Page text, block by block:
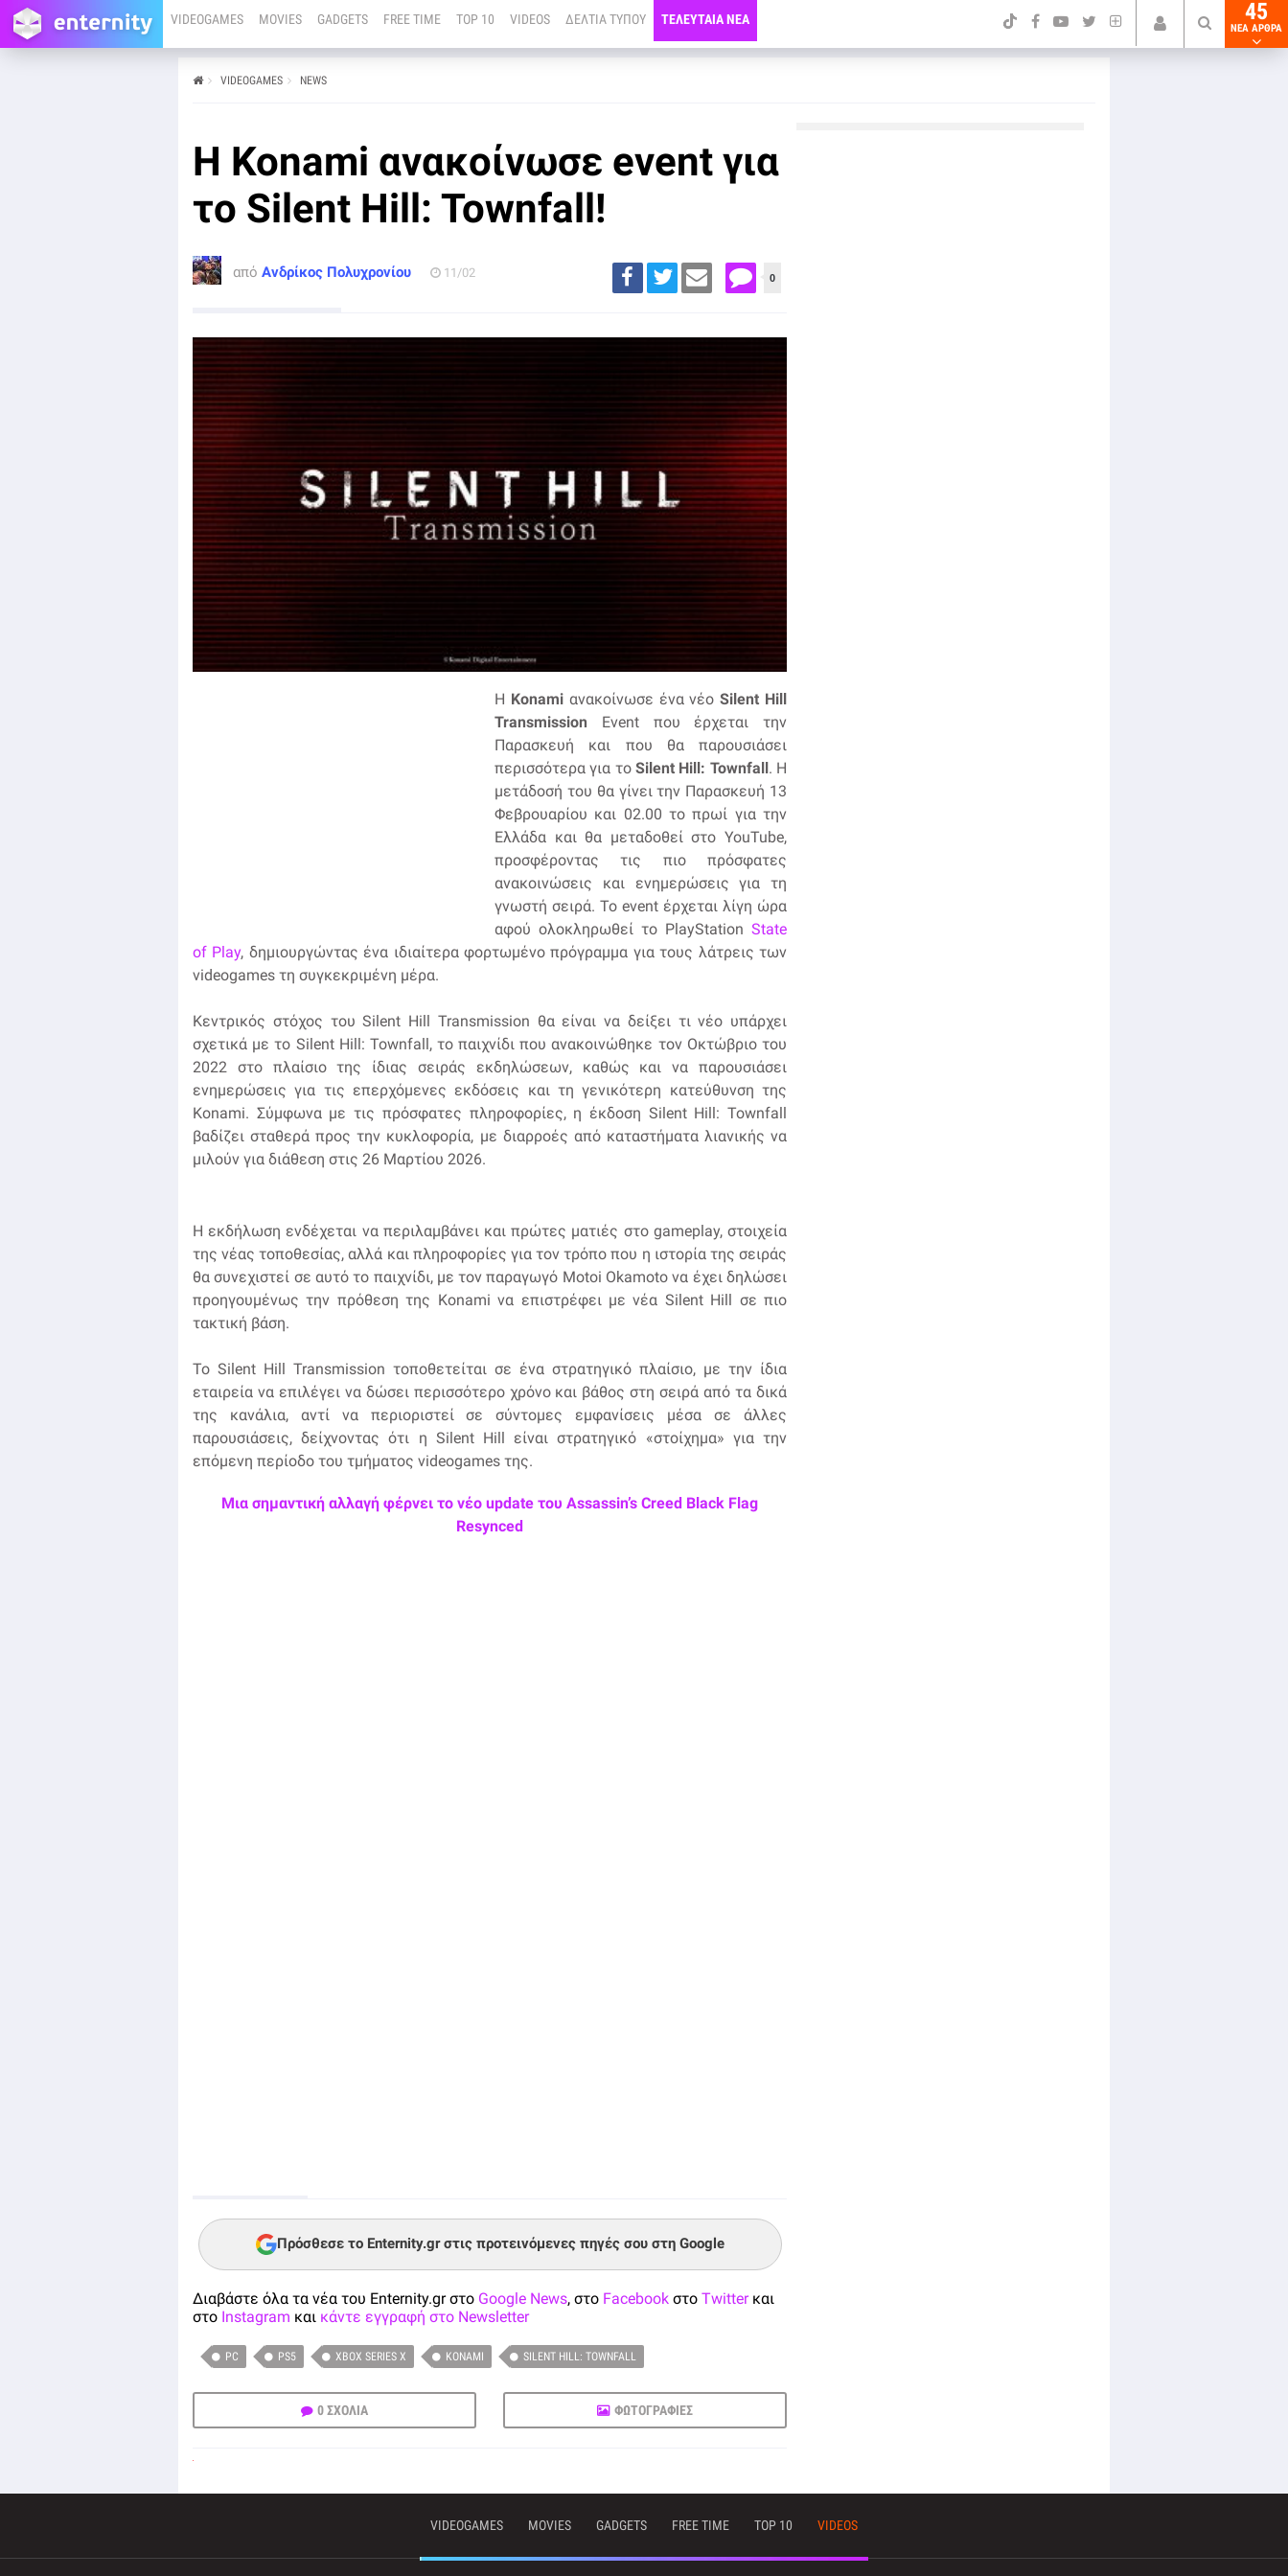
VIDEOGAMES MOVIES GADGETS FREE TIME TOP 10 VIDEOS ΔΕΛΤΙΑ ΤΥΠΟΥ ΤΕΛΕΥΤΑΙΑ ΝΕΑ 45
NEA ΑΡΘΡΑ
VIDEOGAMES NEWS
H Konami ανακοίνωσε event για
το Silent Hill: Townfall!
από Ανδρίκος Πολυχρονίου 11/02 0
H Konamiανακοίνωσε ένα νέοSilent Hill
Transmission Event που έρχεται την
Παρασκευή και που θα παρουσιάσει
περισσότερα για το Silent Hill: Townfall. Η
μετάδοσή του θα γίνει την Παρασκευή 13
Φεβρουαρίου και 02.00 το πρωί για την
Ελλάδα και θα μεταδοθεί στο YouTube,
προσφέροντας τις πιο πρόσφατες
ανακοινώσεις και ενημερώσεις για τη
γνωστή σειρά. Το event έρχεται λίγη ώρα
αφού ολοκληρωθεί το PlayStation State
of Play, δημιουργώντας ένα ιδιαίτερα φορτωμένο πρόγραμμα για τους λάτρεις των
videogames τη συγκεκριμένη μέρα.
Κεντρικός στόχος του Silent Hill Transmission θα είναι να δείξει τι νέο υπάρχει
σχετικά με το Silent Hill: Townfall, το παιχνίδι που ανακοινώθηκε τον Οκτώβριο του
2022 στο πλαίσιο της ίδιας σειράς εκδηλώσεων, καθώς και να παρουσιάσει
ενημερώσεις για τις επερχόμενες εκδόσεις και τη γενικότερη κατεύθυνση της
Konami. Σύμφωνα με τις πρόσφατες πληροφορίες, η έκδοση Silent Hill: Townfall
βαδίζει σταθερά προς την κυκλοφορία, με διαρροές από καταστήματα λιανικής να
μιλούν για διάθεση στις 26 Μαρτίου 2026.
Η εκδήλωση ενδέχεται να περιλαμβάνει και πρώτες ματιές στο gameplay, στοιχεία
της νέας τοποθεσίας, αλλά και πληροφορίες για τον τρόπο που η ιστορία της σειράς
θα συνεχιστεί σε αυτό το παιχνίδι, με τον παραγωγό Motoi Okamoto να έχει δηλώσει
προηγουμένως την πρόθεση της Konami να επιστρέφει με νέα Silent Hill σε πιο
τακτική βάση.
Το Silent Hill Transmission τοποθετείται σε ένα στρατηγικό πλαίσιο, με την ίδια
εταιρεία να επιλέγει να δώσει περισσότερο χρόνο και βάθος στη σειρά από τα δικά
της κανάλια, αντί να περιοριστεί σε σύντομες εμφανίσεις μέσα σε άλλες
παρουσιάσεις, δείχνοντας ότι η Silent Hill είναι στρατηγικό «στοίχημα» για την
επόμενη περίοδο του τμήματος videogames της.
Μια σημαντική αλλαγή φέρνει το νέο update του Assassin’s Creed Black Flag
Resynced
Πρόσθεσε το Enternity.gr στις προτεινόμενες πηγές σου στη Google
Διαβάστε όλα τα νέα του Enternity.gr στο Google News, στο Facebook στο Twitterκαι
στο Instagram και κάντε εγγραφή στο Newsletter
PC PS5 XBOX SERIES X KONAMI SILENT HILL: TOWNFALL
0 ΣΧΟΛΙΑ ΦΩΤΟΓΡΑΦΙΕΣ
Ανδρίκος Πολυχρονίου
Event που έρχεται την Παρασκευή και που θα
παρουσιάσει περισσότερα για το Silent Hill: Townfall.
VIDEOGAMES MOVIES GADGETS FREE TIME TOP 10 VIDEOS